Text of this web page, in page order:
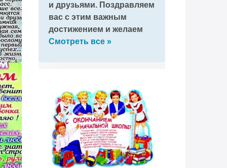
и друзьями. Поздравляем
вас с этим важным
достижением и желаем
успеха в новом этапе
Смотреть все »